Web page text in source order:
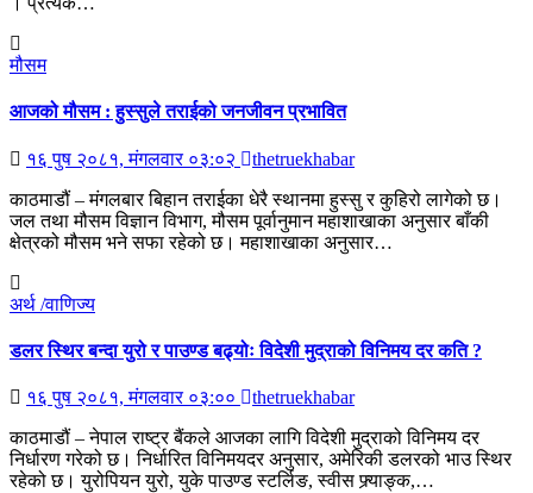
मौसम
आजको मौसम : हुस्सुले तराईको जनजीवन प्रभावित
१६ पुष २०८१, मंगलवार ०३:०२
thetruekhabar
काठमाडौं – मंगलबार बिहान तराईका धेरै स्थानमा हुस्सु र कुहिरो लागेको छ।
जल तथा मौसम विज्ञान विभाग, मौसम पूर्वानुमान महाशाखाका अनुसार बाँकी
क्षेत्रको मौसम भने सफा रहेको छ। महाशाखाका अनुसार…
अर्थ /वाणिज्य
डलर स्थिर बन्दा युरो र पाउण्ड बढ्योः विदेशी मुद्राको विनिमय दर कति ?
१६ पुष २०८१, मंगलवार ०३:००
thetruekhabar
काठमाडौं – नेपाल राष्ट्र बैंकले आजका लागि विदेशी मुद्राको विनिमय दर
निर्धारण गरेको छ। निर्धारित विनिमयदर अनुसार, अमेरिकी डलरको भाउ स्थिर
रहेको छ। युरोपियन युरो, युके पाउण्ड स्टर्लिङ, स्वीस फ्र्याङ्क,…